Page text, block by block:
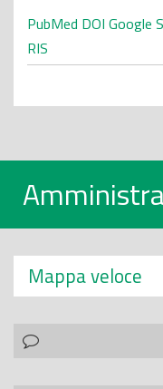
PubMed DOI Google
RIS
Mappa veloce